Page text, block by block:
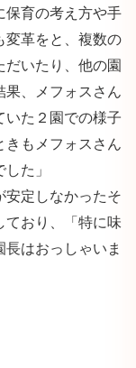
保育の考え方や手
変革をと、複数の
いたり、他の園
、メフォスさん
た２園での様子
もメフォスさん
た」
定しなかったそ
ており、「特に味
はおっしゃいま